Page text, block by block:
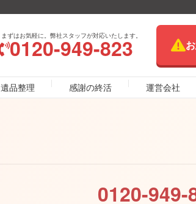
まずはお気軽に。弊社スタッフが対応いたします。
0120-949-823
遺品整理 感謝の終活 運営会社
0120-949-